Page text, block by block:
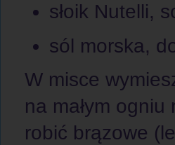
słoik Nutelli,
sól morska,
W misce
na małym
robić brązowe